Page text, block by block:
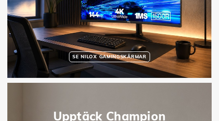
SE NILOX GAMINGSKÄRMAR
Upptäck Champion